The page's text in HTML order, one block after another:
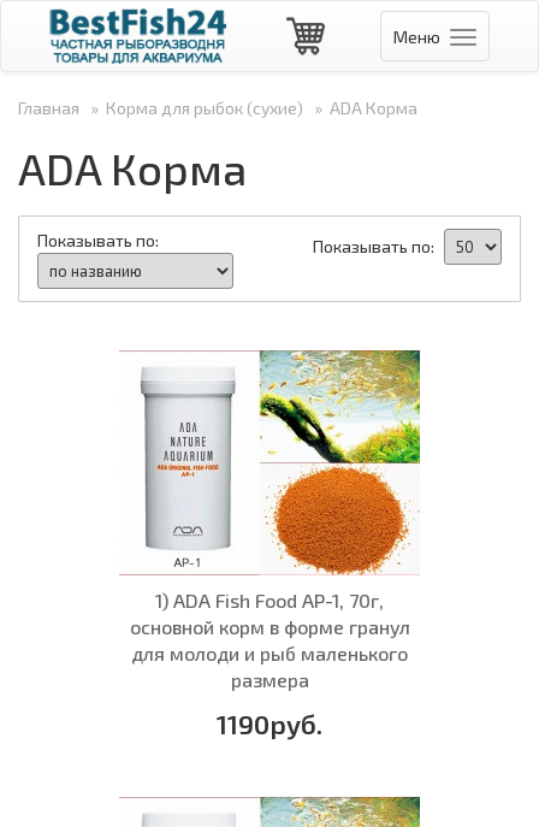
Меню
Главная » Корма для рыбок (сухие) » ADA Корма
ADA Корма
Показывать по:
Показывать по:
1) ADA Fish Food AP-1, 70г,
основной корм в форме гранул
для молоди и рыб маленького
размера
1190руб.